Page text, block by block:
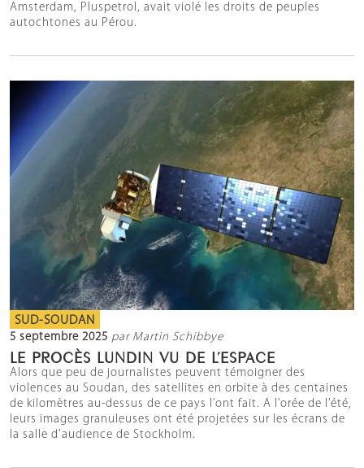
Amsterdam, Pluspetrol, avait violé les droits de peuples
autochtones au Pérou.
SUD-SOUDAN
5 septembre 2025 par Martin Schibbye
LE PROCÈS LUNDIN VU DE L’ESPACE
Alors que peu de journalistes peuvent témoigner des
violences au Soudan, des satellites en orbite à des centaines
de kilomètres au-dessus de ce pays l’ont fait. A l’orée de l’été,
leurs images granuleuses ont été projetées sur les écrans de
la salle d’audience de Stockholm.